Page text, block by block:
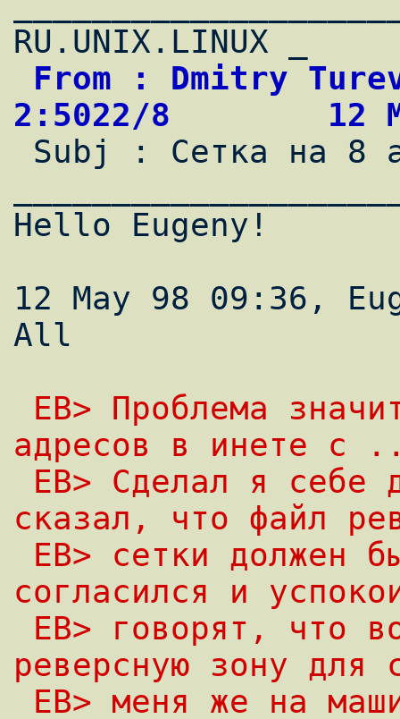
2:5022/8        12
Hello Eugeny!
12 May 98 09:36,
All
адресов в инете с
сказал, что файл
согласился и
реверсную зону для